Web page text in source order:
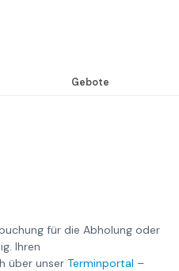
Gebote
für die Abholung oder
Ihren
über unserTerminportal –